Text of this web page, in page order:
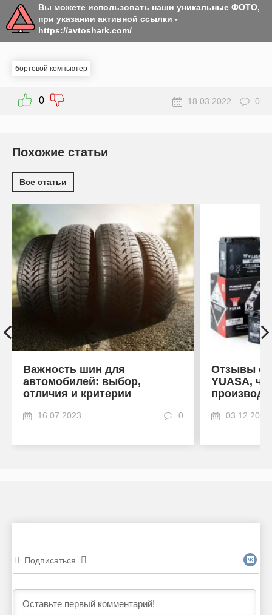
Вы можете использовать наши уникальные ФОТО,
при указании активной ссылки -
https://avtoshark.com/
бортовой компьютер
0 18.03.2022 0
Похожие статьи
Все статьи
Важность шин для
автомобилей: выбор,
отличия и критерии
16.07.2023 0
Отзывы об
YUASA,
03.12.2022
Подписаться